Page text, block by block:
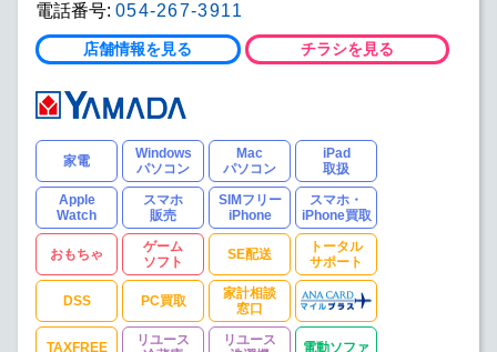
電話番号: 054-267-3911
店舗情報を見る チラシを見る
家電
Windows
パソコン
Mac
パソコン
iPad
取扱
Apple
Watch
スマホ
販売
SIMフリー
iPhone
スマホ・
iPhone買取
おもちゃ
ゲーム
ソフト
SE配送
トータル
サポート
DSS PC買取
家計相談
窓口
TAXFREE
リユース
リユース
電動ソファ